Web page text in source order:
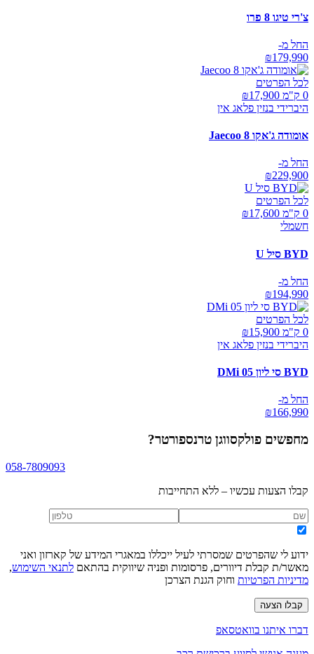
צ'רי טיגו 8 פרו
החל מ-
₪179,990
לכל הפרטים
0 ק"מ ₪
17,900
היברידי בנזין פלאג אין
אומודה ג'אקו Jaecoo 8
החל מ-
₪229,900
לכל הפרטים
0 ק"מ ₪
17,600
חשמלי
BYD סיל U
החל מ-
₪194,990
לכל הפרטים
0 ק"מ ₪
15,900
היברידי בנזין פלאג אין
BYD סי ליון 05 DMi
החל מ-
₪166,990
מחפשים פולקסווגן טרנספורטר?
058-7809093
קבלו הצעות עכשיו – ללא התחייבות
ידוע לי שהפרטים שמסרתי לעיל ייכללו במאגרי המידע של קארזון ואני
מאשר/ת קבלת דיוורים, פרסומות ופניה שיווקית בהתאם לתנאי השימוש,
מדיניות הפרטיות וחוק הגנת הצרכן
קבלו הצעה
דברו איתנו בוואטסאפ